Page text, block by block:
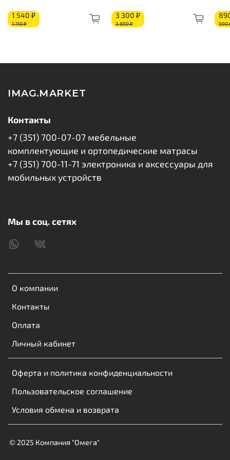
1 540 ₽
1 710 ₽
3 300 ₽
3 890 ₽ 990
IMAG.MARKET
О компании
Контакты
Оплата
Личный кабинет
Оферта и политика конфиденциальности
Пользовательское соглашение
Условия обмена и возврата
Контакты
+7 (351) 700-07-07 мебельные
комплектующие и ортопедические матрасы
+7 (351) 700-11-71 электроника и аксессуары для
мобильных устройств
Мы в соц. сетях
© 2025 Компания "Омега"